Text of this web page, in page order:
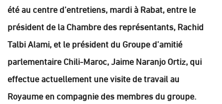
été au centre d’entretiens, mardi à Rabat, entre le
président de la Chambre des représentants, Rachid
Talbi Alami, et le président du Groupe d’amitié
parlementaire Chili-Maroc, Jaime Naranjo Ortiz, qui
effectue actuellement une visite de travail au
Royaume en compagnie des membres du groupe.